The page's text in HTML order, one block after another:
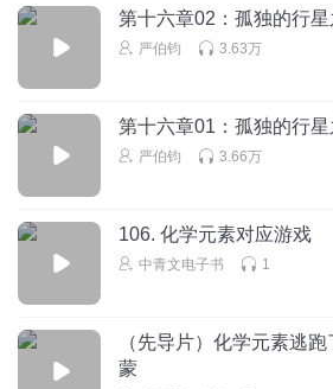
第十六章02：孤独的行
严伯钧 3.63万
第十六章01：孤独的行
严伯钧 3.66万
106. 化学元素对应游戏
中青文电子书 1
（先导片）化学元素逃
蒙